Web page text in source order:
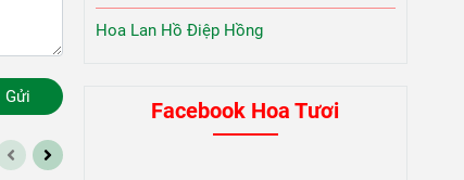
Gửi
Hoa Lan Hồ Điệp Hồng
Facebook Hoa Tươi